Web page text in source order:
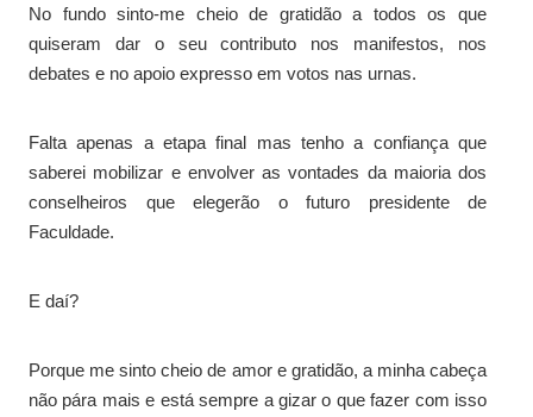
No fundo sinto-me cheio de gratidão a todos os que
quiseram dar o seu contributo nos manifestos, nos
debates e no apoio expresso em votos nas urnas.
Falta apenas a etapa final mas tenho a confiança que
saberei mobilizar e envolver as vontades da maioria dos
conselheiros que elegerão o futuro presidente de
Faculdade.
E daí?
Porque me sinto cheio de amor e gratidão, a minha cabeça
não pára mais e está sempre a gizar o que fazer com isso